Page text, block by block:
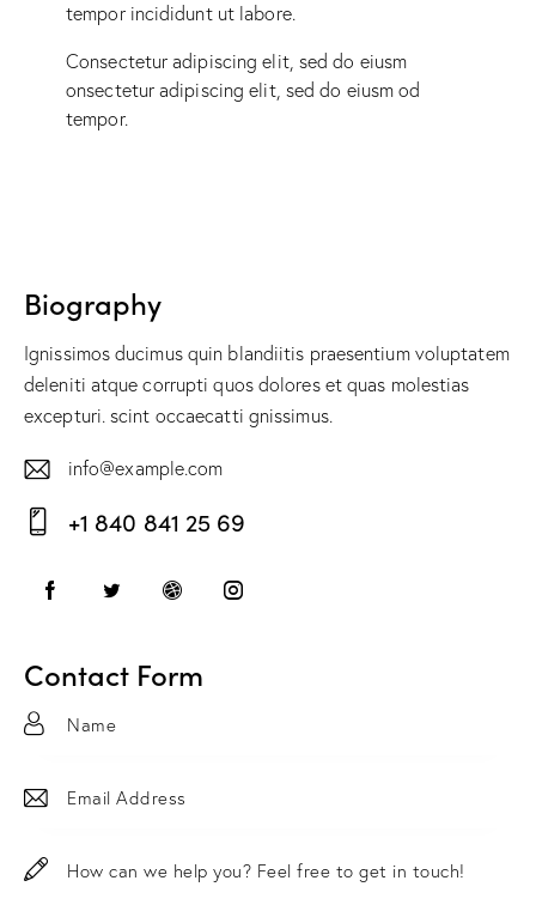
tempor incididunt ut labore.
Consectetur adipiscing elit, sed do eiusm
onsectetur adipiscing elit, sed do eiusm od
tempor.
Biography
Ignissimos ducimus quin blandiitis praesentium voluptatem
deleniti atque corrupti quos dolores et quas molestias
excepturi. scint occaecatti gnissimus.
E-
m
info@example.com
on
+1 840 841 25 69
Contact Form